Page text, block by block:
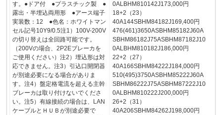
す。●ドア付 ●プラスチック製 ●
露出・半埋込両用形 ●アース端子
実装数：12 ●色名：ホワイトマン
セル記号10Y9/0.5注1）100V-200V
の切り替えは全回路可能です。
（200Vの場合、2P2Eブレーカを
ご使用ください）注2）埋込形は対
応できません。注3）引込口開閉器
が別途必要になる場合がありま
す。注4）盤定格電流を超える主幹
ブレーカは取り付けないでくださ
い。注5）有線接続の場合は、LAN
ケーブルとＨＵＢが別途必要で
0ALBHM810142J173,000円
18+2（23）
40A144SBHM84182J169,400円
476(461)3650ASBHM85182J60A
SBHM86182J75ASBHM87182J10
0ALBHM810182J186,000円
22+2（27）
40A166SBHM84222J184,000円
510(495)3750ASBHM85222J60A
SBHM86222J75ASBHM87222J10
0ALBHM810222J200,000円
26+2（31）
40A206SBHM84262J198,000円